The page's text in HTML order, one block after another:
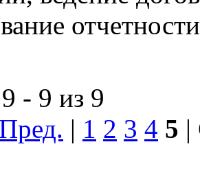
- 9 из 9
Пред. | 1 2 3 4 5 |